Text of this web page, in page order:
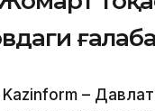
Kazinform –